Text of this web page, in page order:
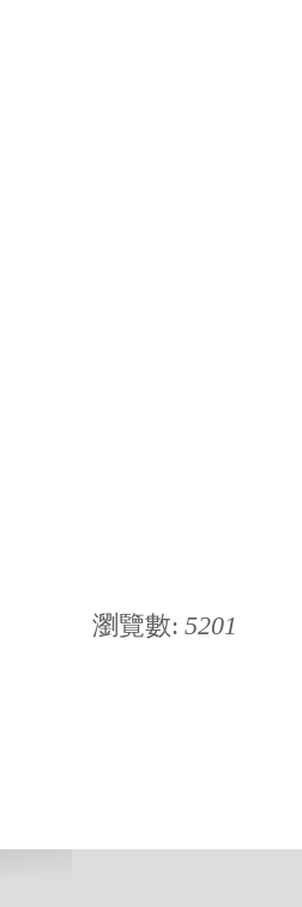
瀏覽數: 5201